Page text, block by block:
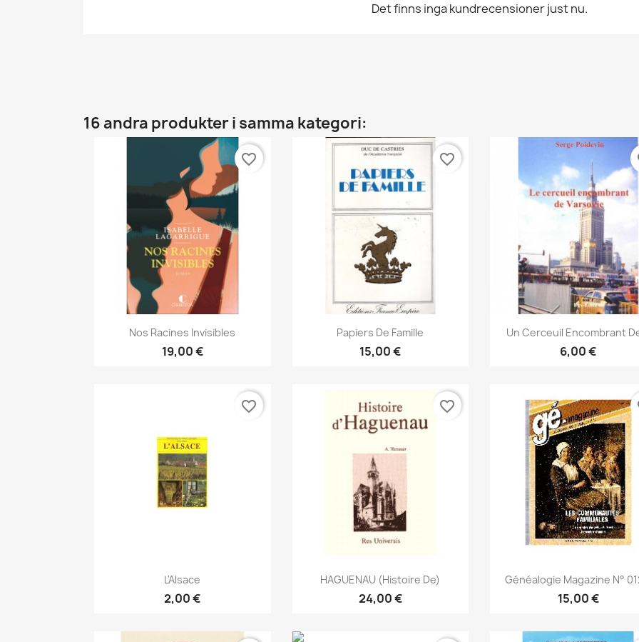
Det finns inga kundrecensioner just nu.
16 andra produkter i samma kategori:
Snabbvy
Nos Racines Invisibles
19,00 €
favorite_border
Snabbvy
Papiers De Famille
15,00 €
favorite_border
Snabbvy
Un Cerceuil Encombrant
6,00 €
Snabbvy
L'Alsace
2,00 €
favorite_border
Snabbvy
HAGUENAU (Histoire De)
24,00 €
favorite_border
 Snabbvy
Généalogie Magazine N°
15,00 €